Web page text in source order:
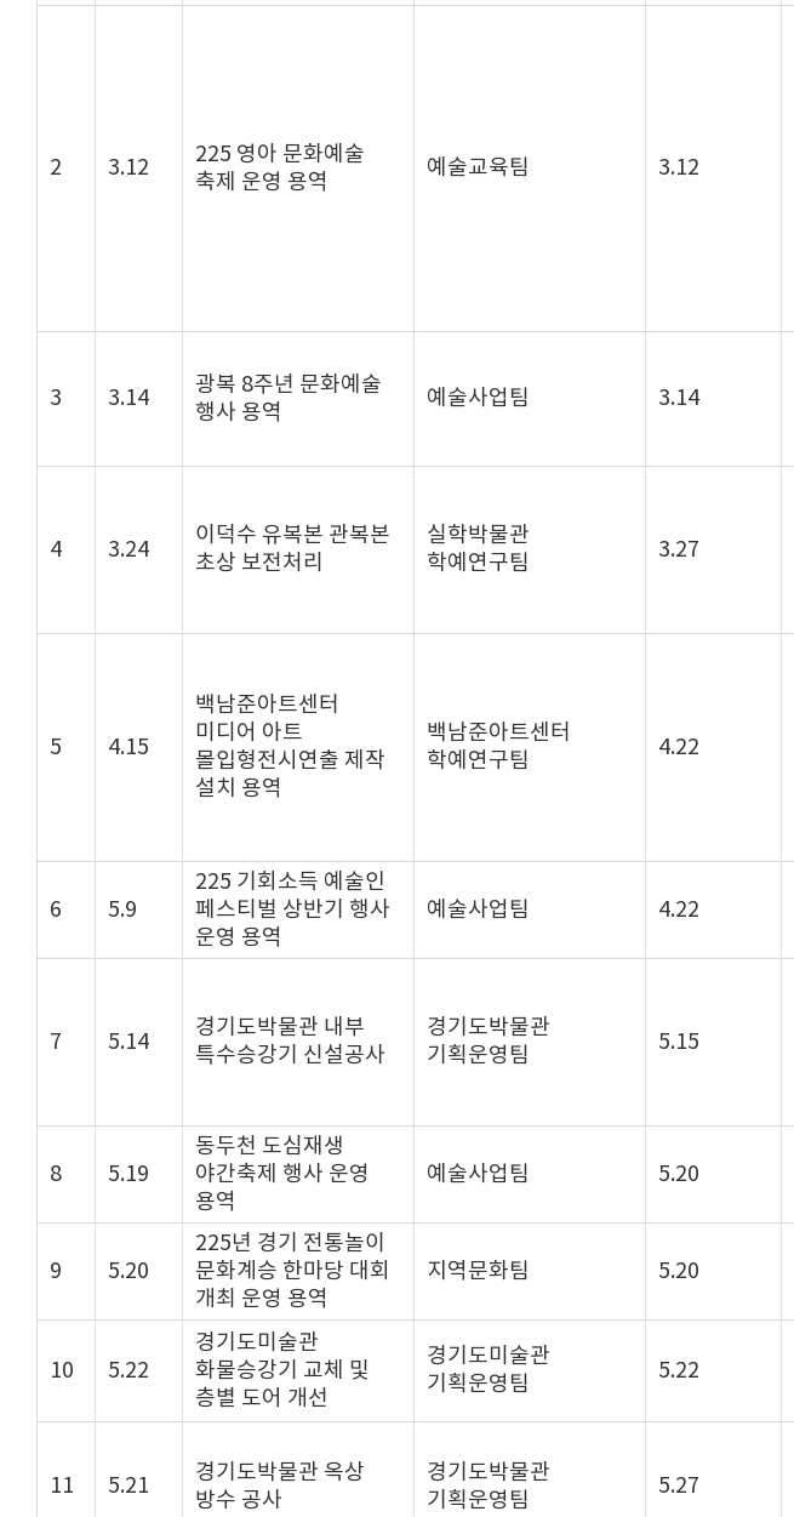
2 3.12
225 영아 문화예술
축제 운영 용역
예술교육팀 3.12
3 3.14
광복 8주년 문화예술
행사 용역
예술사업팀 3.14
4 3.24
이덕수 유복본 관복본
초상 보전처리
실학박물관
학예연구팀
3.27
5 4.15
백남준아트센터
미디어 아트
몰입형전시연출 제작
설치 용역
백남준아트센터
학예연구팀
4.22
6 5.9
225 기회소득 예술인
페스티벌 상반기 행사
운영 용역
예술사업팀 4.22
7 5.14
경기도박물관 내부
특수승강기 신설공사
경기도박물관
기획운영팀
5.15
8 5.19
동두천 도심재생
야간축제 행사 운영
용역
예술사업팀 5.20
9 5.20
225년 경기 전통놀이
문화계승 한마당 대회
개최 운영 용역
지역문화팀 5.20
10 5.22
경기도미술관
화물승강기 교체 및
층별 도어 개선
경기도미술관
기획운영팀
5.22
11 5.21
경기도박물관 옥상
방수 공사
경기도박물관
기획운영팀
5.27